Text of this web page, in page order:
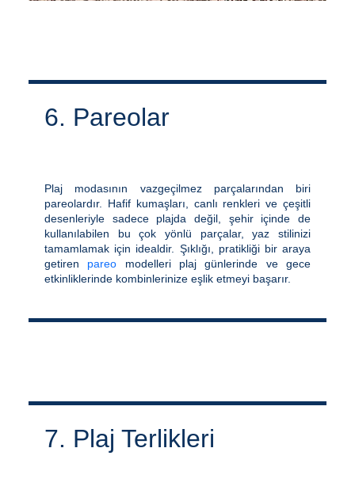
6. Pareolar
Plaj modasının vazgeçilmez parçalarından biri
pareolardır. Hafif kumaşları, canlı renkleri ve çeşitli
desenleriyle sadece plajda değil, şehir içinde de
kullanılabilen bu çok yönlü parçalar, yaz stilinizi
tamamlamak için idealdir. Şıklığı, pratikliği bir araya
getiren pareo modelleri plaj günlerinde ve gece
etkinliklerinde kombinlerinize eşlik etmeyi başarır.
7. Plaj Terlikleri